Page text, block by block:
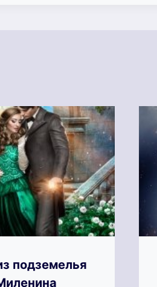
подземелья